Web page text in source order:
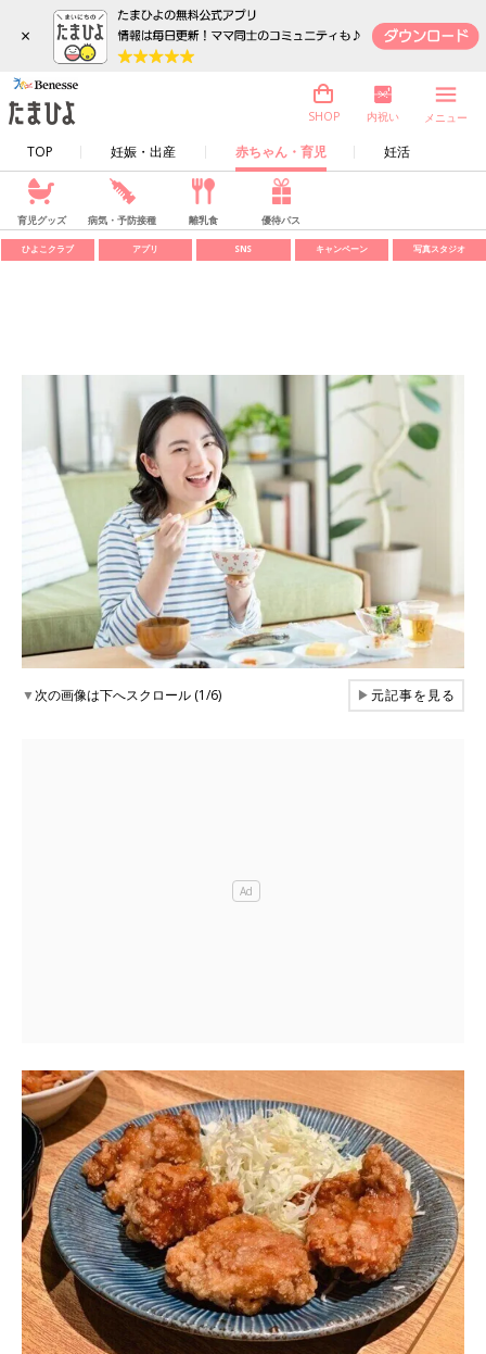
×
TOP 妊娠・出産 赤ちゃん・育児 妊活
SHOP 内祝い メニュー
育児グッズ 病気・予防接種 離乳食 優待パス
ひよこクラブ アプリ SNS キャンペーン 写真スタジオ
▼次の画像は下へスクロール (1/6) ▶元記事を見る